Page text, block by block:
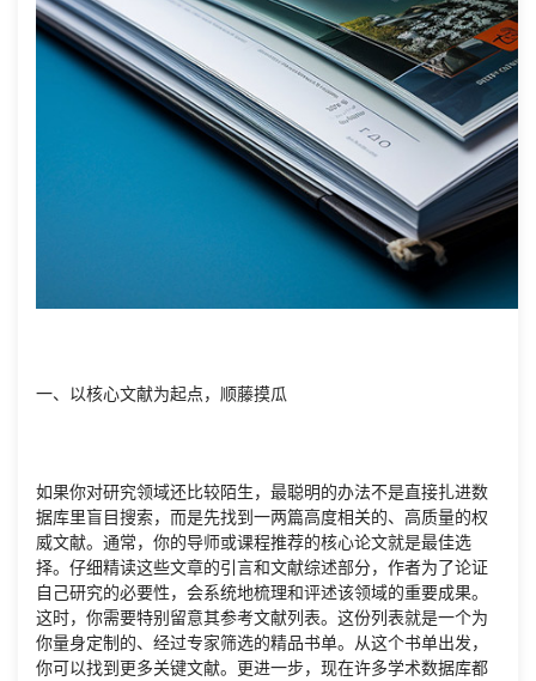
一、以核心文献为起点，顺藤摸瓜
如果你对研究领域还比较陌生，最聪明的办法不是直接扎进数
据库里盲目搜索，而是先找到一两篇高度相关的、高质量的权
威文献。通常，你的导师或课程推荐的核心论文就是最佳选
择。仔细精读这些文章的引言和文献综述部分，作者为了论证
自己研究的必要性，会系统地梳理和评述该领域的重要成果。
这时，你需要特别留意其参考文献列表。这份列表就是一个为
你量身定制的、经过专家筛选的精品书单。从这个书单出发，
你可以找到更多关键文献。更进一步，现在许多学术数据库都